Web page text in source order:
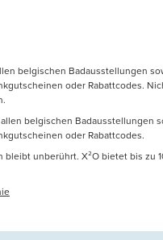
belgischen Badausstellungen
oder Rabattcodes.
belgischen
oder Rabattcodes.
unberührt. X²O bietet bis